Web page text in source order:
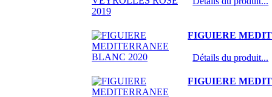
FIGUIERE
Détails du produit...
FIGUIERE